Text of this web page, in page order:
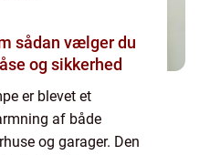
og sikkerhed
er blevet et
af både
og garager. Den